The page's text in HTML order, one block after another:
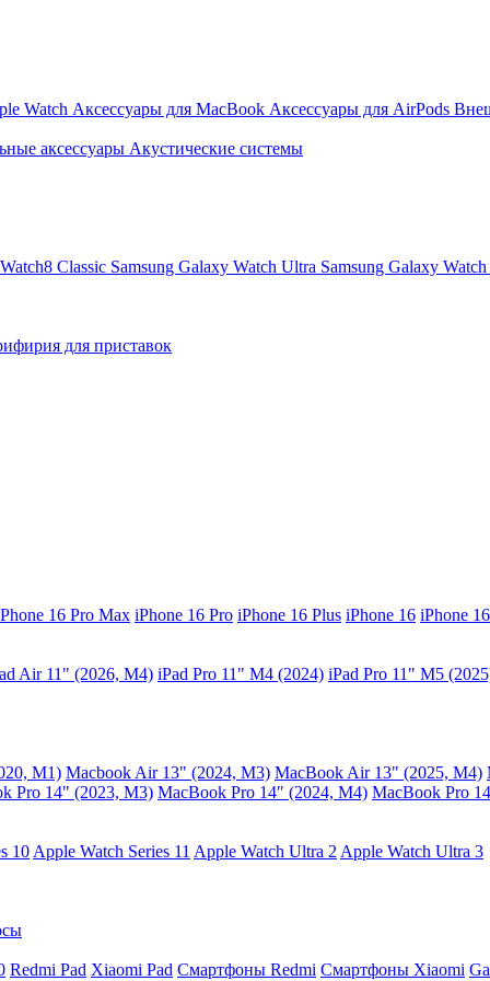
Watch Аксессуары для MacBook Аксессуары для AirPods
аксессуары Акустические системы
Classic Samsung Galaxy Watch Ultra Samsung Galaxy
для приставок
16 Pro Max iPhone 16 Pro iPhone 16 Plus iPhone 16 iPhone
Air 11" (2026, M4) iPad Pro 11" M4 (2024) iPad Pro 11" M5
M1) Macbook Air 13" (2024, M3) MacBook Air 13" (2025, M4)
Pro 14" (2023, M3) MacBook Pro 14″ (2024, M4) MacBook Pro
10 Apple Watch Series 11 Apple Watch Ultra 2 Apple Watch Ultra 3
Redmi Pad Xiaomi Pad Смартфоны Redmi Смартфоны Xiaomi